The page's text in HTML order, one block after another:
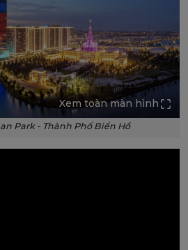
Xem toàn màn hình
Park - Thành Phố Biển Hồ